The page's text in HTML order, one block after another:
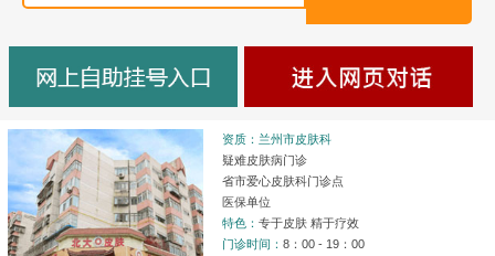
资质：兰州市皮肤科
疑难皮肤病门诊
省市爱心皮肤科门诊点
医保单位
特色：专于皮肤 精于疗效
门诊时间：8：00 - 19：00